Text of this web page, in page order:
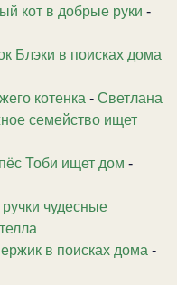
кот в добрые руки -
Блэки в поисках дома
котенка - Светлана
семейство ищет
Тоби ищет дом -
чудесные
в поисках дома -